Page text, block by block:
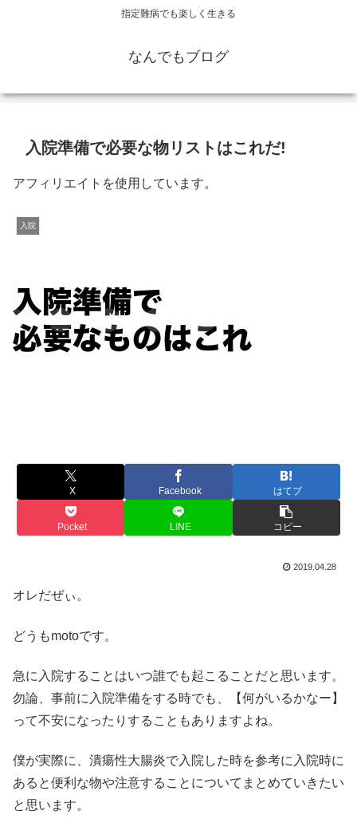
指定難病でも楽しく生きる
なんでもブログ
入院準備で必要な物リストはこれだ!
アフィリエイトを使用しています。
入院
X Facebook はてブ
Pocket LINE コピー
2019.04.28
オレだぜぃ。
どうもmotoです。
急に入院することはいつ誰でも起こることだと思います。
勿論、事前に入院準備をする時でも、【何がいるかなー】
って不安になったりすることもありますよね。
僕が実際に、潰瘍性大腸炎で入院した時を参考に入院時に
あると便利な物や注意することについてまとめていきたい
と思います。